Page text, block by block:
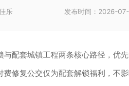
乐 发布时间： 2026-
配套城镇工程两条核心路径，优
修复公交仅为配套解锁福利，不